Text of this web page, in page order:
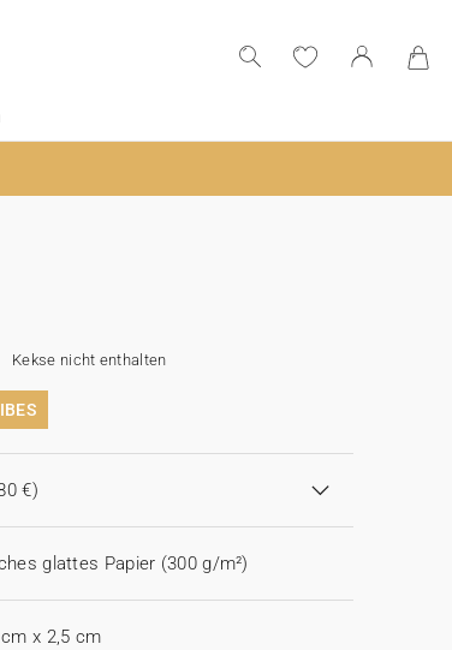
Kekse nicht enthalten
€)
glattes Papier (300 g/m²)
x 2,5 cm